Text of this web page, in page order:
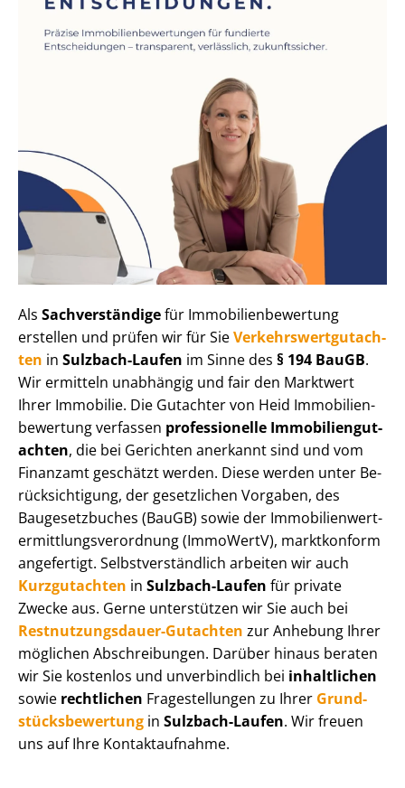
Als Sachverständigefür Im­mo­bi­li­en­be­wer­tung
erstellen und prüfen wir für SieVer­kehrs­wert­gut­ach­
ten in Sulzbach-Laufen im Sinne des § 194 BauGB.
Wir ermitteln unabhängig und fair den Marktwert
Ihrer Immobilie. Die Gutachter von Heid Im­mo­bi­li­en­
be­wer­tung verfassen professionelle Im­mo­bi­li­en­gut­
ach­ten, die bei Gerichten anerkannt sind und vom
Finanzamt geschätzt werden. Diese werden unter Be­
rück­sich­ti­gung, der gesetzlichen Vorgaben, des
Baugesetzbuches (BauGB) sowie der Im­mo­bi­li­en­wert­
ermitt­lungs­ver­ord­nung (ImmoWertV), marktkonform
angefertigt. Selbst­ver­ständ­lich arbeiten wir auch
Kurzgutachten in Sulzbach-Laufen für private
Zwecke aus. Gerne unterstützen wir Sie auch bei
Rest­nut­zungs­dau­er-Gutachten zur Anhebung Ihrer
möglichen Abschreibungen. Darüber hinaus beraten
wir Sie kostenlos und unverbindlich bei inhaltlichen
sowie rechtlichen Fragestellungen zu Ihrer Grund­
stücks­be­wer­tung in Sulzbach-Laufen. Wir freuen
uns auf Ihre Kontaktaufnahme.